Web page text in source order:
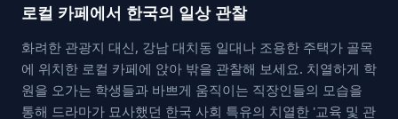
로컬 카페에서 한국의 일상 관찰
화려한 관광지 대신, 강남 대치동 일대나 조용한 주택가 골목
에 위치한 로컬 카페에 앉아 밖을 관찰해 보세요. 치열하게 학
원을 오가는 학생들과 바쁘게 움직이는 직장인들의 모습을
통해 드라마가 묘사했던 한국 사회 특유의 치열한 '교육 및 관